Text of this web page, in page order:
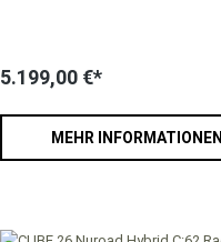
5.199,00 €*
MEHR INFORMATIONEN